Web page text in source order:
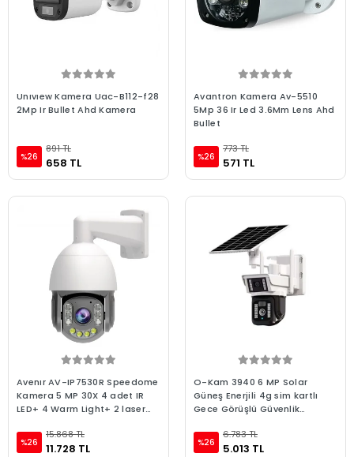
Unıvıew Kamera Uac-B112-f28
2Mp Ir Bullet Ahd Kamera
%26
891 TL
658 TL
Avantron Kamera Av-5510
5Mp 36 Ir Led 3.6Mm Lens Ahd
Bullet
%26
773 TL
571 TL
Avenır AV-IP7530R Speedome
Kamera 5 MP 30X 4 adet IR
LED+ 4 Warm Light+ 2 laser
%26
15.868 TL
11.728 TL
O-Kam 3940 6 MP Solar
Güneş Enerjili 4g sim kartlı
Gece Görüşlü Güvenlik
%26
6.783 TL
5.013 TL